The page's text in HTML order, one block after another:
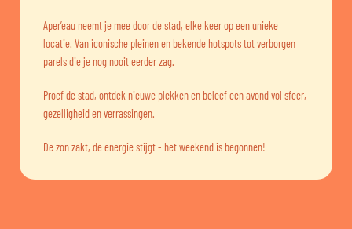
Aper’eau neemt je mee door de stad, elke keer op een unieke
locatie. Van iconische pleinen en bekende hotspots tot verborgen
parels die je nog nooit eerder zag.
Proef de stad, ontdek nieuwe plekken en beleef een avond vol sfeer,
gezelligheid en verrassingen.
De zon zakt, de energie stijgt - het weekend is begonnen!